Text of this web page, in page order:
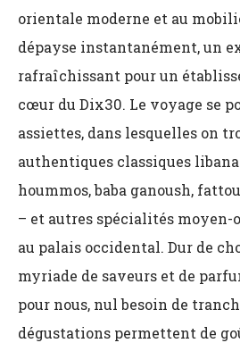
orientale moderne et au
dépayse instantanément, un
rafraîchissant pour un
cœur du Dix30. Le voyage se
assiettes, dans lesquelles on
authentiques classiques
hoummos, baba ganoush,
– et autres spécialités moyen-
au palais occidental. Dur de
myriade de saveurs et de
pour nous, nul besoin de
dégustations permettent de